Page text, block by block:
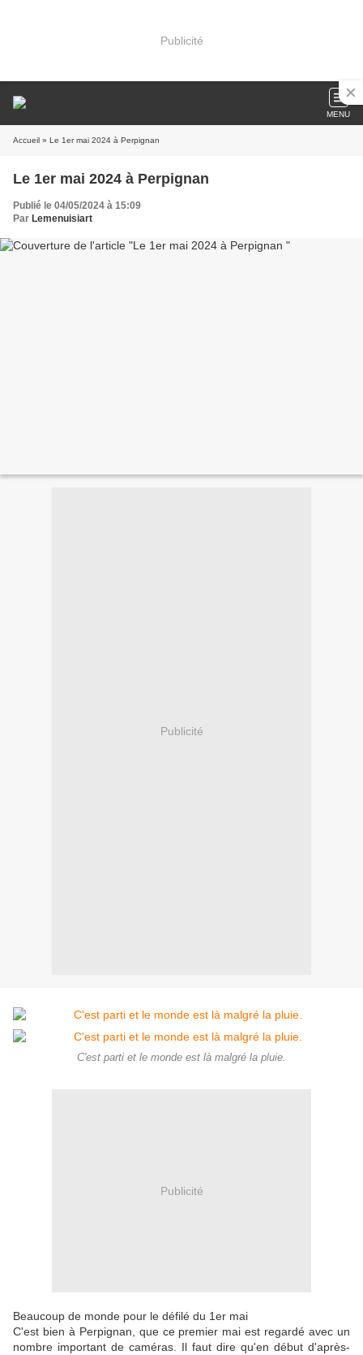
Publicité
MENU
Accueil » Le 1er mai 2024 à Perpignan
Le 1er mai 2024 à Perpignan
Publié le 04/05/2024 à 15:09
Par Lemenuisiart
Publicité
C'est parti et le monde est là malgré la pluie.
Publicité
Beaucoup de monde pour le défilé du 1er mai
C'est bien à Perpignan, que ce premier mai est regardé avec un
nombre important de caméras. Il faut dire qu'en début d'après-